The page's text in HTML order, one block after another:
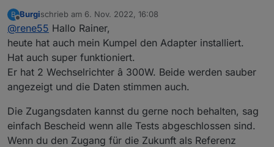
noch Gegenchecken muss, ob es noch irgendwelche
Seiteneffekte mit 'Non-Business' oder Hybridanlagen
gibt.
LG Rainer
B
Offline
Burgischrieb am 6. Nov. 2022, 16:08
zuletzt editiert von
@rene55 Hallo Rainer,
heute hat auch mein Kumpel den Adapter installiert.
Hat auch super funktioniert.
Er hat 2 Wechselrichter â 300W. Beide werden sauber
angezeigt und die Daten stimmen auch.
Die Zugangsdaten kannst du gerne noch behalten, sag
einfach Bescheid wenn alle Tests abgeschlossen sind.
Wenn du den Zugang für die Zukunft als Referenz